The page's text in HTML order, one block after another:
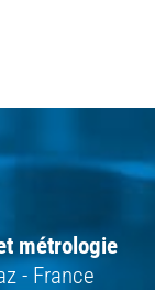
métrologie
- France